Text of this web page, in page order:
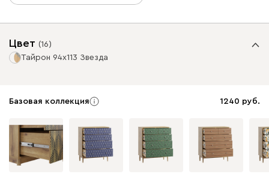
Цвет (16)
Тайрон 94x113 Звезда ​
Базовая коллекция 1240